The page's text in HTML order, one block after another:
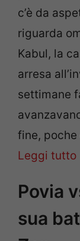
c’è da
riguarda
Kabul, la
arresa
settimane
fine, poche
Leggi tutto
Povia
sua